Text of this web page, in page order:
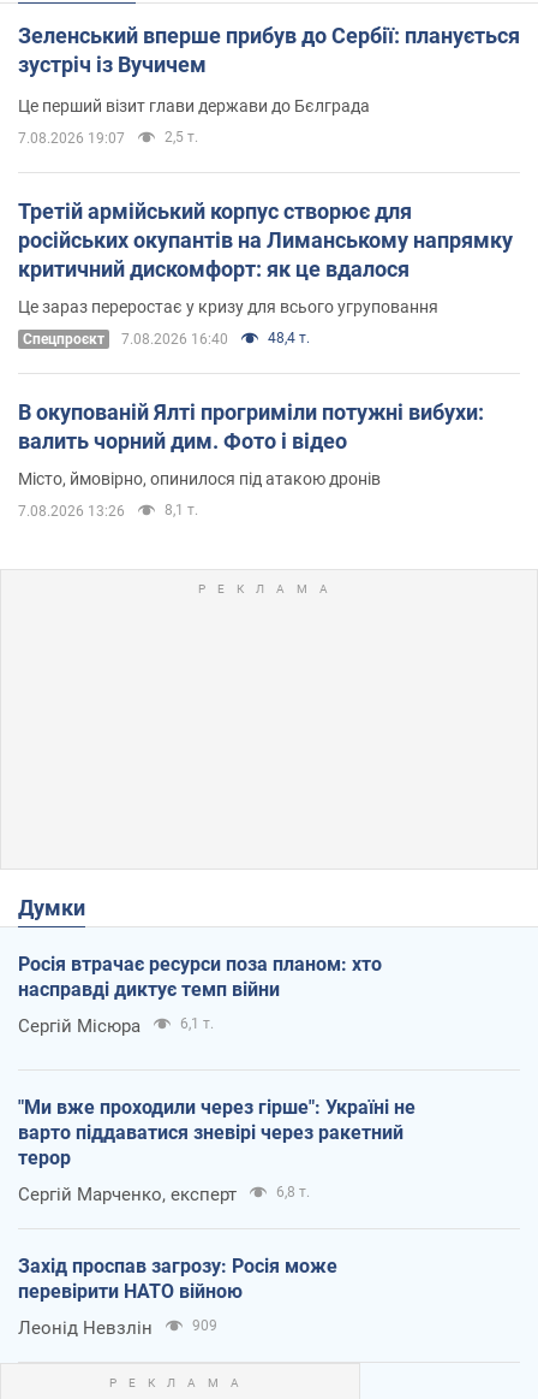
Зеленський вперше прибув до Сербії: планується
зустріч із Вучичем
Це перший візит глави держави до Бєлграда
7.08.2026 19:07 2,5 т.
Третій армійський корпус створює для
російських окупантів на Лиманському напрямку
критичний дискомфорт: як це вдалося
Це зараз переростає у кризу для всього угруповання
Cпецпроєкт 7.08.2026 16:40 48,4 т.
В окупованій Ялті прогриміли потужні вибухи:
валить чорний дим. Фото і відео
Місто, ймовірно, опинилося під атакою дронів
7.08.2026 13:26 8,1 т.
Думки
Росія втрачає ресурси поза планом: хто
насправді диктує темп війни
Сергій Місюра 6,1 т.
"Ми вже проходили через гірше": Україні не
варто піддаватися зневірі через ракетний
терор
Сергій Марченко, експерт 6,8 т.
Захід проспав загрозу: Росія може
перевірити НАТО війною
Леонід Невзлін 909